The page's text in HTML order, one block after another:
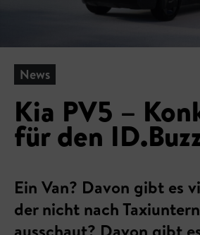
News
Kia PV5 –
für den
Ein Van? Davon gibt es
der nicht nach